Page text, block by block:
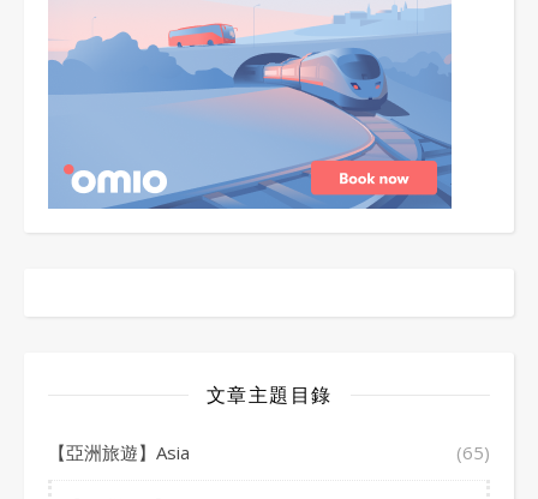
文章主題目錄
【亞洲旅遊】Asia (65)